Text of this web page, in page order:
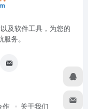
及软件工具，为您的
务。
作 关于我们